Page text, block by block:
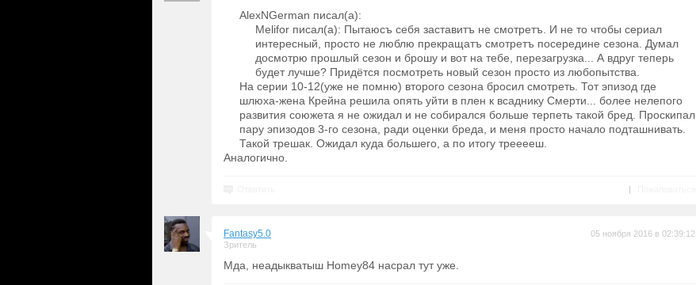
AlexNGerman писал(а):
Melifor писал(а): Пытаюсъ себя заставитъ не смотретъ. И не то чтобы сериал
интересный, просто не люблю прекращатъ смотретъ посередине сезона. Думал
досмотрю прошлый сезон и брошу и вот на тебе, перезагрузка... А вдруг теперь
будет лучше? Придётся посмотреть новый сезон просто из любопытства.
На серии 10-12(уже не помню) второго сезона бросил смотреть. Тот эпизод где
шлюха-жена Крейна решила опять уйти в плен к всаднику Смерти... более нелепого
развития союжета я не ожидал и не собирался больше терпеть такой бред. Проскипал
пару эпизодов 3-го сезона, ради оценки бреда, и меня просто начало подташнивать.
Такой трешак. Ожидал куда большего, а по итогу трееееш.
Аналогично.
|
Fantasy5.0
Зритель
05 ноября 2016 в 02:39:12
Мда, неадыкватыш Homey84 насрал тут уже.